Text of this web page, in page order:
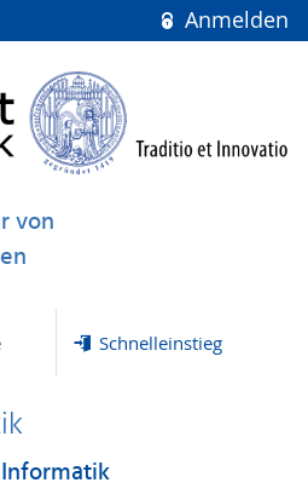
Anmelden
von
Schnelleinstieg